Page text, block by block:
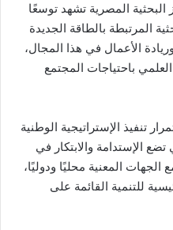
البحثية المصرية تشهد توسعًا
المرتبطة بالطاقة الجديدة
الأعمال في هذا المجال،
باحتياجات المجتمع
تنفيذ الإستراتيجية الوطنية
تضع الإستدامة والابتكار في
الجهات المعنية محليًا ودوليًا،
للتنمية القائمة على